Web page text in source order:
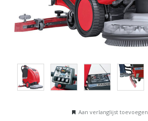
Aan verlanglijst toevoegen